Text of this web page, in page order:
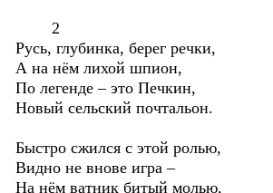
2
Русь, глубинка, берег речки,
А на нём лихой шпион,
По легенде – это Печкин,
Новый сельский почтальон.
Быстро сжился с этой ролью,
Видно не внове игра –
На нём ватник битый молью,